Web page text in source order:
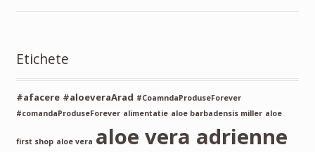
Etichete
#afacere #aloeveraArad #CoamndaProduseForever
#comandaProduseForever alimentatie aloe barbadensis miller aloe
first shop aloe vera aloe vera adrienne